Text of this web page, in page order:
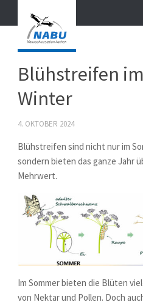
Blühstreifen
Winter
4. OKTOBER 2024
Blühstreifen sind nicht nur im
sondern bieten das ganze Jahr
Mehrwert.
Im Sommer bieten die Blüten
von Nektar und Pollen. Doch